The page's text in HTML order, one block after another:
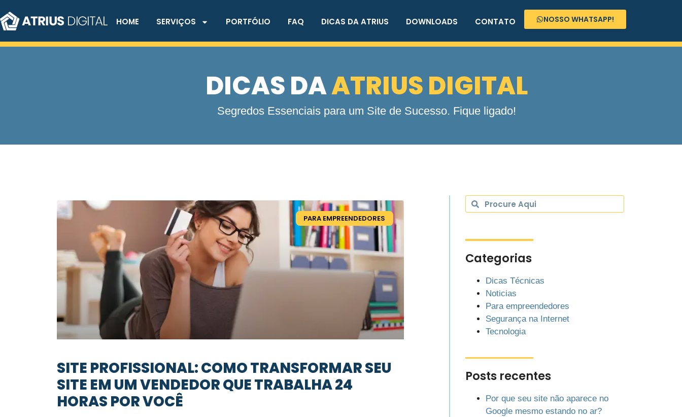
HOME SERVIÇOS PORTFÓLIO FAQ DICAS DA ATRIUS DOWNLOADS CONTATO NOSSO WHATSAPP!
DICAS DAATRIUS DIGITAL
Segredos Essenciais para um Site de Sucesso. Fique ligado!
PARA EMPREENDEDORES
SITE PROFISSIONAL: COMO TRANSFORMAR SEU
SITE EM UM VENDEDOR QUE TRABALHA 24
HORAS POR VOCÊ
Categorias
Dicas Técnicas
Noticias
Para empreendedores
Segurança na Internet
Tecnologia
Posts recentes
Por que seu site não aparece no
Google mesmo estando no ar?